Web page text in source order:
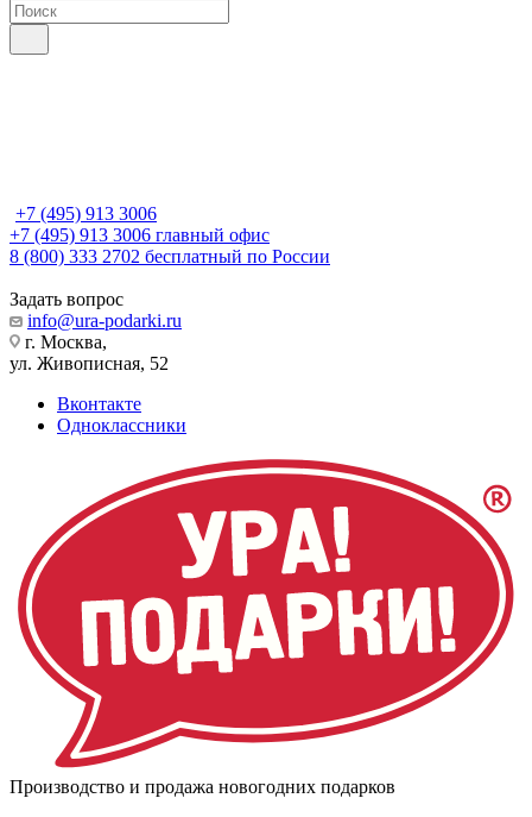
+7 (495) 913 3006
+7 (495) 913 3006 главный офис
8 (800) 333 2702 бесплатный по России
Задать вопрос
info@ura-podarki.ru
г. Москва,
ул. Живописная, 52
Вконтакте
Одноклассники
Производство и продажа новогодних подарков